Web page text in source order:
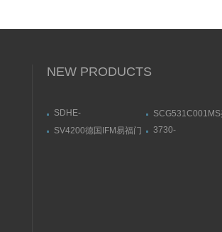
NEW PRODUCTS
SDHE-
阿托斯溢流阀参数范围
ASCO阿斯卡电磁
SV4200德国IFM易福门
3730-